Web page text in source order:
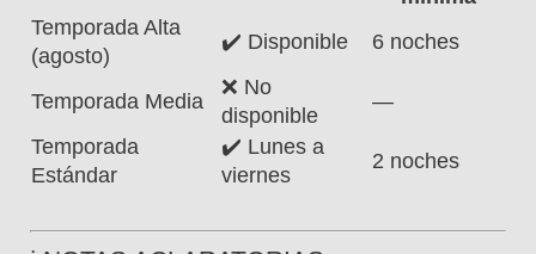
Temporada Alta
(agosto)
✔️ Disponible 6 noches
Temporada Media
❌ No
disponible
—
Temporada
Estándar
✔️ Lunes a
viernes
2 noches